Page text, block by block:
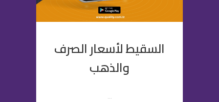
السقيط لأسعار الصرف
والذهب
...